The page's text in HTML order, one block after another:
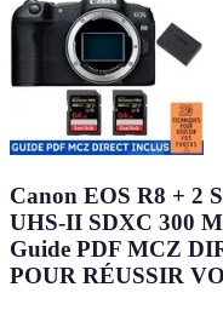
Canon EOS R8 + 2
UHS-II SDXC 300
Guide PDF MCZ
POUR RÉUSSIR